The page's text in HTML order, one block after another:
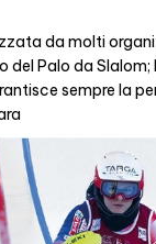
da molti
del Palo da
sempre la